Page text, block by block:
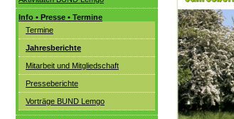
Info • Presse • Termine
Termine
Jahresberichte
Mitarbeit und Mitgliedschaft
Presseberichte
Vorträge BUND Lemgo